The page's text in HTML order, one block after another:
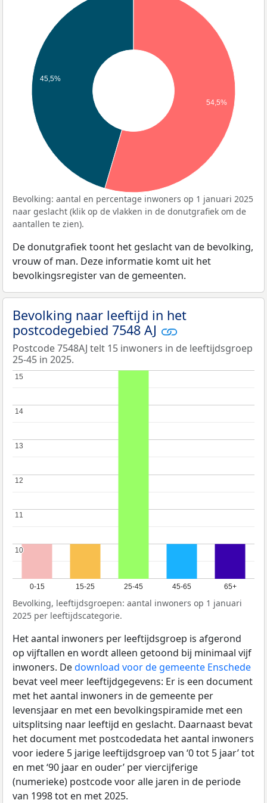
45,5%
54,5%
Bevolking: aantal en percentage inwoners op 1 januari 2025
naar geslacht (klik op de vlakken in de donutgrafiek om de
aantallen te zien).
De donutgrafiek toont het geslacht van de bevolking,
vrouw of man. Deze informatie komt uit het
bevolkingsregister van de gemeenten.
Bevolking naar leeftijd in het
postcodegebied 7548 AJ
Postcode 7548AJ telt 15 inwoners in de leeftijdsgroep
25-45 in 2025.
0-15 15-25 25-45 45-65 65+
10
10
11
11
12
12
13
13
14
14
15
15
Bevolking, leeftijdsgroepen: aantal inwoners op 1 januari
2025 per leeftijdscategorie.
Het aantal inwoners per leeftijdsgroep is afgerond
op vijftallen en wordt alleen getoond bij minimaal vijf
inwoners. Dedownload voor de gemeente Enschede
bevat veel meer leeftijdgegevens: Er is een document
met het aantal inwoners in de gemeente per
levensjaar en met een bevolkingspiramide met een
uitsplitsing naar leeftijd en geslacht. Daarnaast bevat
het document met postcodedata het aantal inwoners
voor iedere 5 jarige leeftijdsgroep van ‘0 tot 5 jaar’ tot
en met ‘90 jaar en ouder’ per viercijferige
(numerieke) postcode voor alle jaren in de periode
van 1998 tot en met 2025.